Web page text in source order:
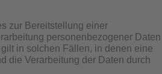
zur Bereitstellung einer
personenbezogener Daten
in solchen Fällen, in denen eine
die Verarbeitung der Daten durch